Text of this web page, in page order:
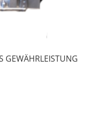
GEWÄHRLEISTUNG